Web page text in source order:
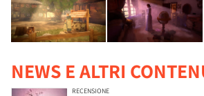
NEWS E ALTRI
RECENSIONE